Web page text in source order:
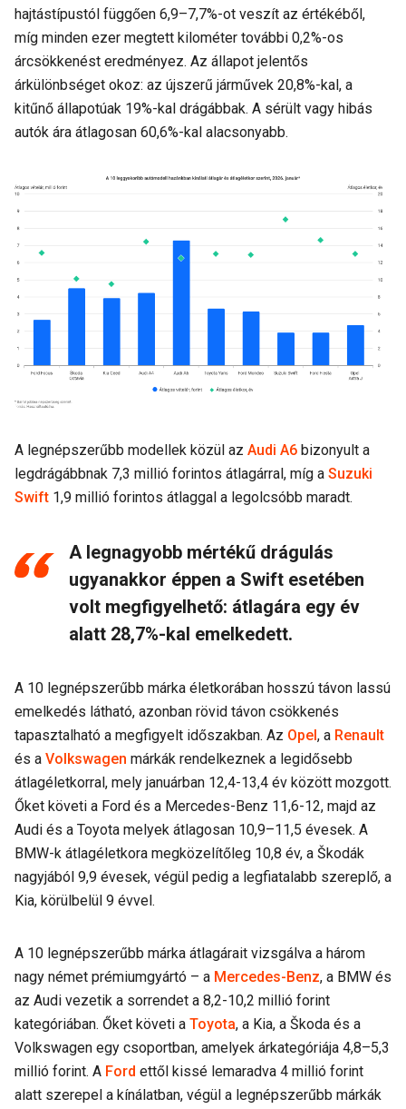
hajtástípustól függően 6,9–7,7%-ot veszít az értékéből,
míg minden ezer megtett kilométer további 0,2%-os
árcsökkenést eredményez. Az állapot jelentős
árkülönbséget okoz: az újszerű járművek 20,8%-kal, a
kitűnő állapotúak 19%-kal drágábbak. A sérült vagy hibás
autók ára átlagosan 60,6%-kal alacsonyabb.
A legnépszerűbb modellek közül az Audi A6 bizonyult a
legdrágábbnak 7,3 millió forintos átlagárral, míg a Suzuki
Swift 1,9 millió forintos átlaggal a legolcsóbb maradt.
A legnagyobb mértékű drágulás
ugyanakkor éppen a Swift esetében
volt megfigyelhető: átlagára egy év
alatt 28,7%-kal emelkedett.
A 10 legnépszerűbb márka életkorában hosszú távon lassú
emelkedés látható, azonban rövid távon csökkenés
tapasztalható a megfigyelt időszakban. Az Opel, a Renault
és a Volkswagen márkák rendelkeznek a legidősebb
átlagéletkorral, mely januárban 12,4-13,4 év között mozgott.
Őket követi a Ford és a Mercedes-Benz 11,6-12, majd az
Audi és a Toyota melyek átlagosan 10,9–11,5 évesek. A
BMW-k átlagéletkora megközelítőleg 10,8 év, a Škodák
nagyjából 9,9 évesek, végül pedig a legfiatalabb szereplő, a
Kia, körülbelül 9 évvel.
A 10 legnépszerűbb márka átlagárait vizsgálva a három
nagy német prémiumgyártó – a Mercedes-Benz, a BMW és
az Audi vezetik a sorrendet a 8,2-10,2 millió forint
kategóriában. Őket követi a Toyota, a Kia, a Škoda és a
Volkswagen egy csoportban, amelyek árkategóriája 4,8–5,3
millió forint. A Ford ettől kissé lemaradva 4 millió forint
alatt szerepel a kínálatban, végül a legnépszerűbb márkák